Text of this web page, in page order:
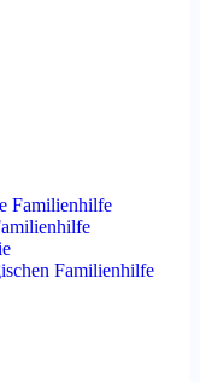
Familienhilfe
Familienhilfe